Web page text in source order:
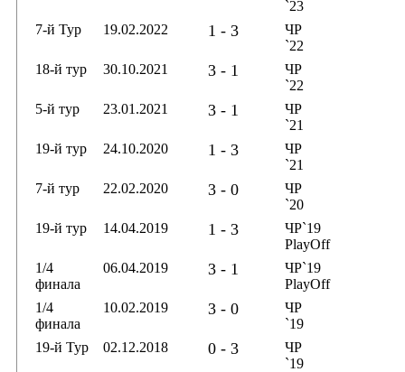
`23
7-й Тур
19.02.2022 1 - 3
ЧР
`22
18-й тур
30.10.2021 3 - 1
ЧР
`22
5-й тур
23.01.2021 3 - 1
ЧР
`21
19-й тур
24.10.2020 1 - 3
ЧР
`21
7-й тур
22.02.2020 3 - 0
ЧР
`20
19-й тур
14.04.2019 1 - 3
ЧР`19
PlayOff
1/4
финала
06.04.2019 3 - 1
ЧР`19
PlayOff
1/4
финала
10.02.2019 3 - 0
ЧР
`19
19-й Тур
02.12.2018 0 - 3
ЧР
`19